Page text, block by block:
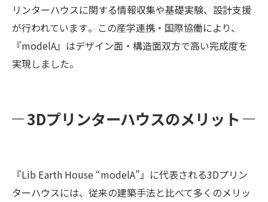
リンターハウスに関する情報収集や基礎実験、設計支援
が行われています​。この産学連携・国際協働により、
『modelA』はデザイン面・構造面双方で高い完成度を
実現しました。
3Dプリンターハウスのメリット
『Lib Earth House “modelA”』に代表される3Dプリン
ターハウスには、従来の建築手法と比べて多くのメリッ